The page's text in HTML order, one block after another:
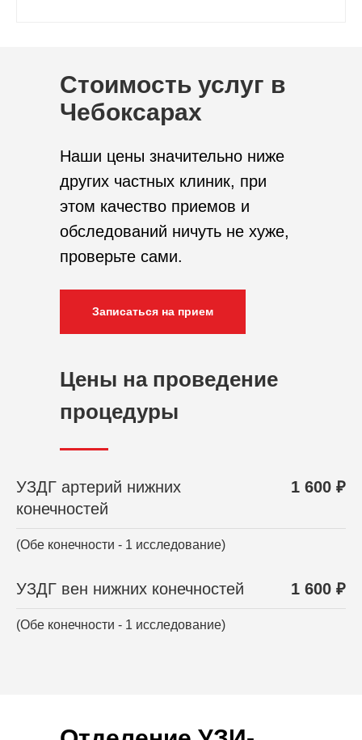
Стоимость услуг в
Чебоксарах
Наши цены значительно ниже
других частных клиник, при
этом качество приемов и
обследований ничуть не хуже,
проверьте сами.
Цены на проведение
процедуры
Записаться на прием
УЗДГ артерий нижних
конечностей
1 600 ₽
(Обе конечности - 1 исследование)
УЗДГ вен нижних конечностей 1 600 ₽
(Обе конечности - 1 исследование)